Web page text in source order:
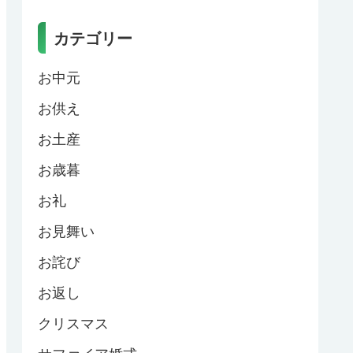
カテゴリー
お中元
お供え
お土産
お歳暮
お礼
お見舞い
お詫び
お返し
クリスマス